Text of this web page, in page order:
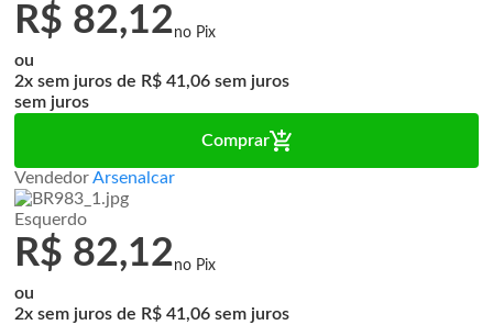
R$ 82,12
ou
2x
de R$ 41,06
sem juros
Comprar
VendedorArsenalcar
Esquerdo
R$ 82,12
ou
2x
de R$ 41,06